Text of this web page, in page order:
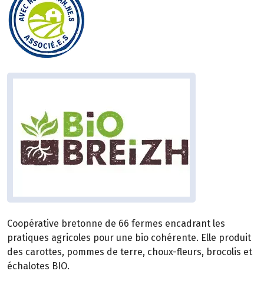
Coopérative bretonne de 66 fermes encadrant les
pratiques agricoles pour une bio cohérente. Elle produit
des carottes, pommes de terre, choux-fleurs, brocolis et
échalotes BIO.